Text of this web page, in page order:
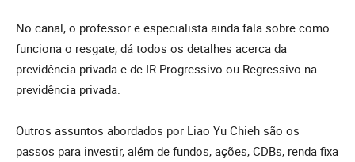
No canal, o professor e especialista ainda fala sobre como
funciona o resgate, dá todos os detalhes acerca da
previdência privada e de IR Progressivo ou Regressivo na
previdência privada.
Outros assuntos abordados por Liao Yu Chieh são os
passos para investir, além de fundos, ações, CDBs, renda fixa